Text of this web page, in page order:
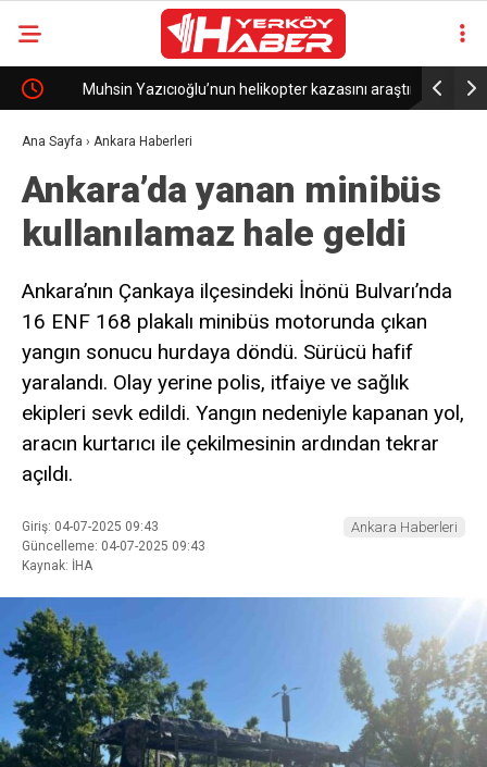
Muhsin Yazıcıoğlu’nun helikopter kazasını araştıran
Alman uzmanının tehdit edildiği iddiası
Zeki
Ana Sayfa › Ankara Haberleri
Ankara’da yanan minibüs
kullanılamaz hale geldi
Ankara’nın Çankaya ilçesindeki İnönü Bulvarı’nda
16 ENF 168 plakalı minibüs motorunda çıkan
yangın sonucu hurdaya döndü. Sürücü hafif
yaralandı. Olay yerine polis, itfaiye ve sağlık
ekipleri sevk edildi. Yangın nedeniyle kapanan yol,
aracın kurtarıcı ile çekilmesinin ardından tekrar
açıldı.
Giriş: 04-07-2025 09:43
Güncelleme: 04-07-2025 09:43
Kaynak: İHA
Ankara Haberleri